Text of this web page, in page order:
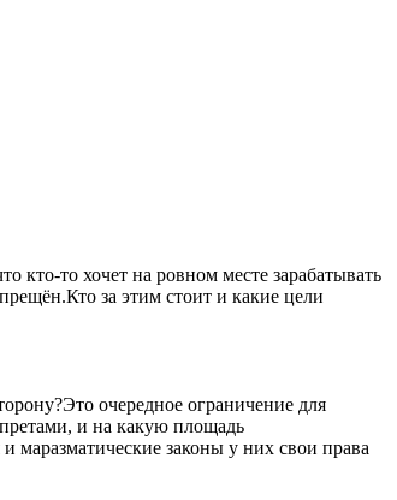
кто-то хочет на ровном месте зарабатывать
за этим стоит и какие цели
очередное ограничение для
и на какую площадь
маразматические законы у них свои права